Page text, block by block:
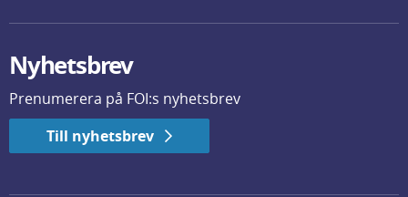
Nyhetsbrev
Prenumerera på FOI:s nyhetsbrev
Till nyhetsbrev